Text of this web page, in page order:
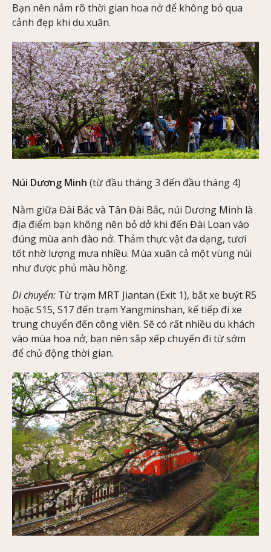
Bạn nên nắm rõ thời gian hoa nở để không bỏ qua
cảnh đẹp khi du xuân.
Núi Dương Minh (từ đầu tháng 3 đến đầu tháng 4)
Nằm giữa Đài Bắc và Tân Đài Bắc, núi Dương Minh là
địa điểm bạn không nên bỏ dở khi đến Đài Loan vào
đúng mùa anh đào nở. Thảm thực vật đa dạng, tươi
tốt nhờ lượng mưa nhiều. Mùa xuân cả một vùng núi
như được phủ màu hồng.
Di chuyển: Từ trạm MRT Jiantan (Exit 1), bắt xe buýt R5
hoặc S15, S17 đến trạm Yangminshan, kế tiếp đi xe
trung chuyển đến công viên. Sẽ có rất nhiều du khách
vào mùa hoa nở, bạn nên sắp xếp chuyến đi từ sớm
để chủ động thời gian.